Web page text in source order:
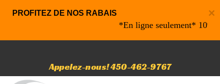
×
PROFITEZ DE NOS RABAIS
*En ligne seulement* 10% de
Appelez-nous! 450-462-9767